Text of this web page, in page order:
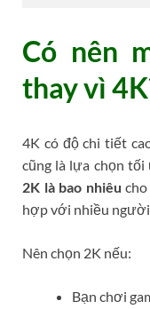
Có nên
thay vì
4K có độ chi tiết
cũng là lựa chọn tối
2K là bao nhiêu
hợp với nhiều
Nên chọn 2K nếu:
Bạn chơi